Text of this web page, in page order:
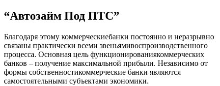
“Автозайм Под ПТС”
Благодаря этому коммерческиебанки постоянно и неразрывно
связаны практически всеми звеньямивоспроизводствен­ного
процесса. Основная цель функционированиякоммерческих
банков – получение максимальной прибыли. Независимо от
формы собственностикоммерческие банки являются
самостоятельными субъектами экономики.